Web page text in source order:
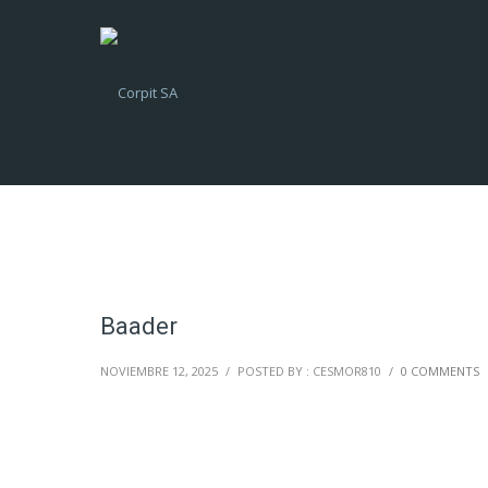
Baader
NOVIEMBRE 12, 2025 / POSTED BY : CESMOR810 / 0 COMMENTS